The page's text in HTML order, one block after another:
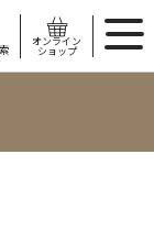
オンライン
ショップ